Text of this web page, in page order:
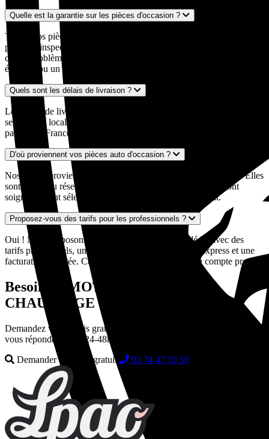
Quelle est la garantie sur les pièces d'occasion ?
Toutes nos pièces auto d'occasion sont garanties 24 mois. Chaque
pièce est inspectée et contrôlée par nos experts avant expédition. En
cas de problème, notre service client est à votre disposition pour un
échange ou un remboursement.
Quels sont les délais de livraison ?
Les délais de livraison varient généralement entre 2 et 5 jours ouvrés
selon votre localisation et la disponibilité de la pièce. Nous livrons
partout en France métropolitaine, y compris en Corse.
D'où proviennent vos pièces auto d'occasion ?
Nos pièces proviennent exclusivement de véhicules européens. Elles
sont issues du réseau de casses automobiles partenaires et sont
soigneusement sélectionnées pour leur qualité et leur état.
Proposez-vous des tarifs pour les professionnels ?
Oui ! Nous disposons d'un espace professionnel dédié avec des
tarifs préférentiels, un interlocuteur dédié, des devis express et une
facturation adaptée. Contactez-nous pour créer votre compte pro.
Besoin de MOTOVENTILATEUR
CHAUFFAGE d'occasion ?
Demandez votre devis gratuit en quelques secondes. Nos experts
vous répondent sous 24-48h.
Demander un devis gratuit
03 74 47 59 50